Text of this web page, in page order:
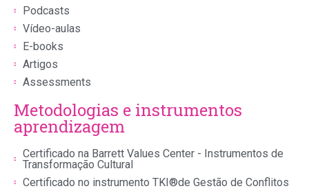
Podcasts
Vídeo-aulas
E-books
Artigos
Assessments
Metodologias e instrumentos
aprendizagem
Certificado na Barrett Values Center - Instrumentos de
Transformação Cultural
Certificado no instrumento TKI®de Gestão de Conflitos